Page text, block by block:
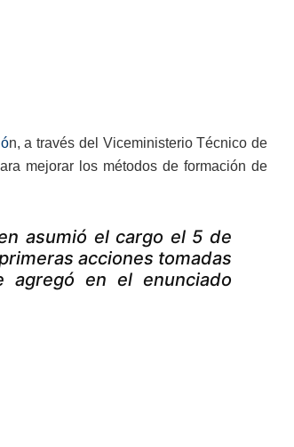
n, a través del Viceministerio Técnico de
mejorar los métodos de formación de
asumió el cargo el 5 de
acciones tomadas
agregó en el enunciado